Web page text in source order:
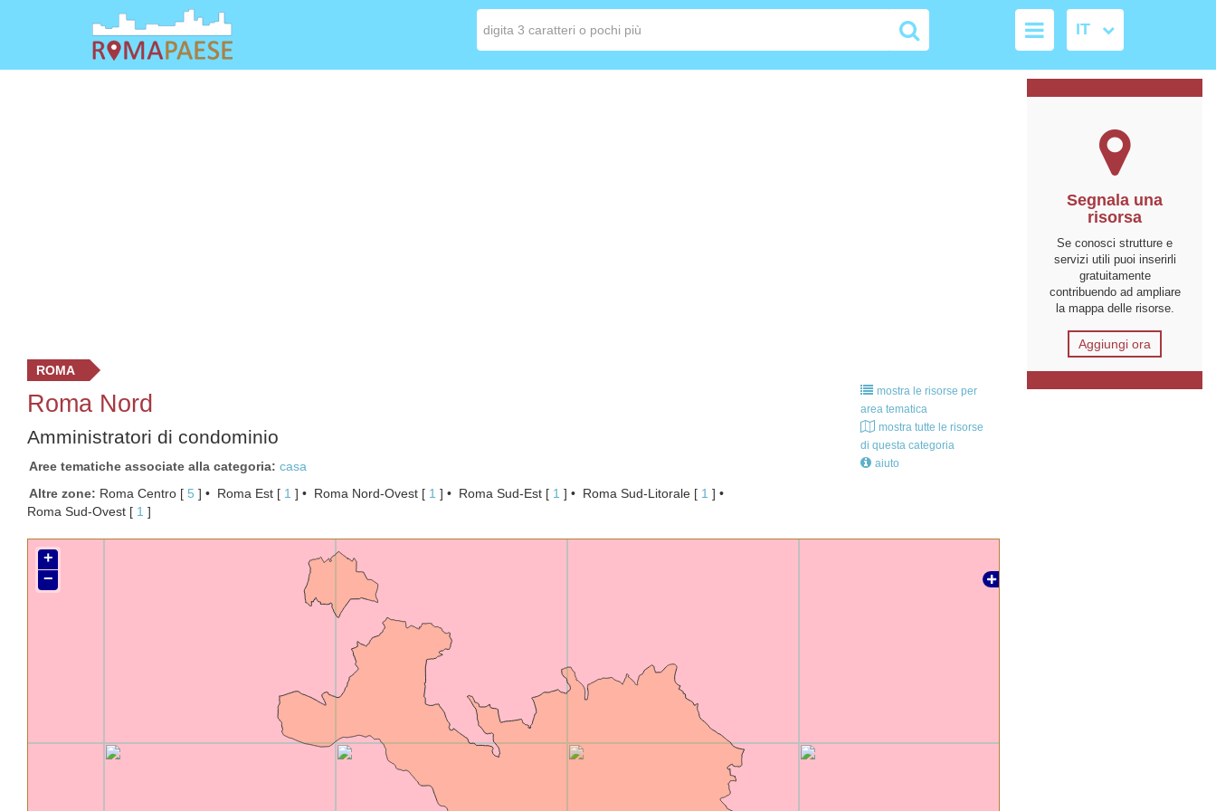
ROMA
Roma Nord
Amministratori di condominio
Aree tematiche associate alla categoria casa
Altre zone
Roma Centro [ 5 ] Roma Est [ 1 ] Roma Nord-Ovest [ 1 ] Roma Sud-Est [ 1 ] Roma Sud-Litorale [ 1 ]
Roma Sud-Ovest [ 1 ]
mostra le risorse per
area tematica
mostra tutte le risorse
di questa categoria
aiuto
+
−
Segnala una
risorsa
Se conosci strutture e
servizi utili puoi inserirli
gratuitamente
contribuendo ad ampliare
la mappa delle risorse.
Aggiungi ora